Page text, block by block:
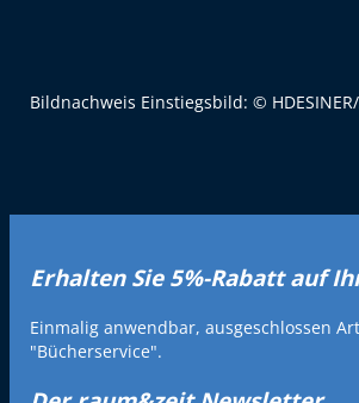
Bildnachweis Einstiegsbild: ©
Erhalten Sie 5%-Rabatt auf
Einmalig anwendbar, ausgeschlossen
"Bücherservice".